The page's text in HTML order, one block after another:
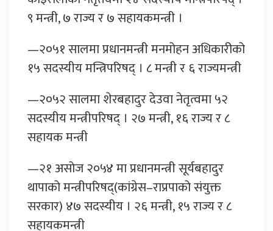
९ मन्त्री, ७ राज्य र ७ सहायकमन्त्री ।
—२०५१ सालमा प्रधानमन्त्री मनमोहन अधिकारीको
१५ सदस्यीय मन्त्रिपरिषद् । ८ मन्त्री र ६ राज्यमन्त्री
—२०५२ सालमा शेरबहादुर देउवा नेतृत्वमा ५२
सदस्यीय मन्त्रीपरिषद् । २७ मन्त्री, १६ राज्य र ८
सहायक मन्त्री
—२१ असोज २०५४ मा प्रधानमन्त्री सूर्यबहादुर
थापाको मन्त्रीपरिषद्(कांग्रेस–राप्रपाको संयुक्त
सरकार) ४७ सदस्यीय । २६ मन्त्री, १५ राज्य र ८
सहायकमन्त्री